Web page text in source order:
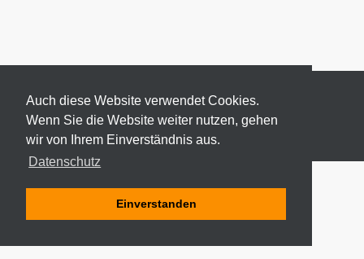
Auch diese Website verwendet Cookies.
Wenn Sie die Website weiter nutzen, gehen
wir von Ihrem Einverständnis aus.
Datenschutz
Einverstanden
© 2026 ODEKI - ALLE RECHTE VORBEHALTEN